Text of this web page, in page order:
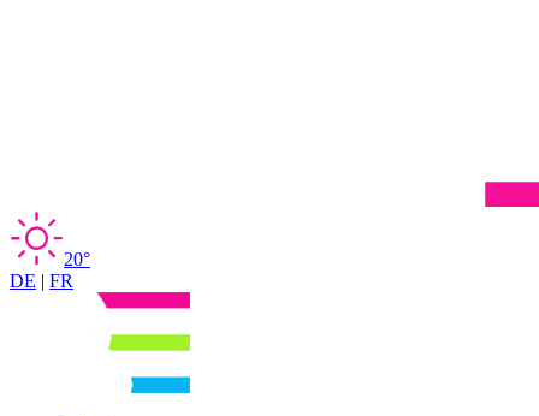
20°
DE | FR